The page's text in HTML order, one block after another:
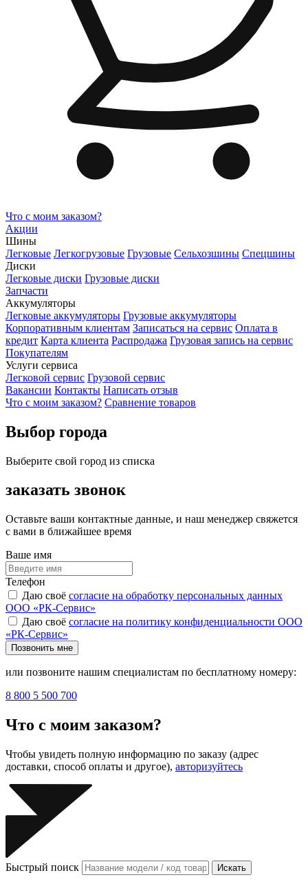
Что с моим заказом?
Акции
Шины
Легковые Легкогрузовые Грузовые Сельхозшины Спецшины
Диски
Легковые диски Грузовые диски
Запчасти
Аккумуляторы
Легковые аккумуляторы Грузовые аккумуляторы
Корпоративным клиентам Записаться на сервис Оплата в
кредит Карта клиента Распродажа Грузовая запись на сервис
Покупателям
Услуги сервиса
Легковой сервис Грузовой сервис
Вакансии Контакты Написать отзыв
Что с моим заказом? Сравнение товаров
Выбор города
Выберите свой город из списка
заказать звонок
Оставьте ваши контактные данные, и наш менеджер свяжется
с вами в ближайшее время
Ваше имя
Телефон
Даю своё согласие на обработку персональных данных
ООО «РК-Сервис»
Даю своё согласие на политику конфиденциальности ООО
«РК-Сервис»
Позвонить мне
или позвоните нашим специалистам по бесплатному номеру:
8 800 5 500 700
Что с моим заказом?
Чтобы увидеть полную информацию по заказу (адрес
доставки, способ оплаты и другое), авторизуйтесь
Быстрый поиск Искать